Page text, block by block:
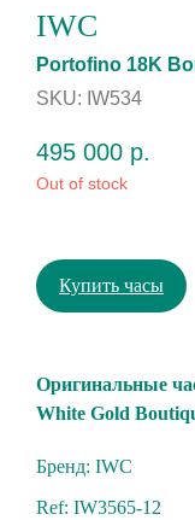
IWC
Portofino 18K
SKU: IW534
495 000 р.
Out of stock
Купить часы
Oригинальные
Whitе Gоld
Бренд: IWC
Ref: IW3565-12